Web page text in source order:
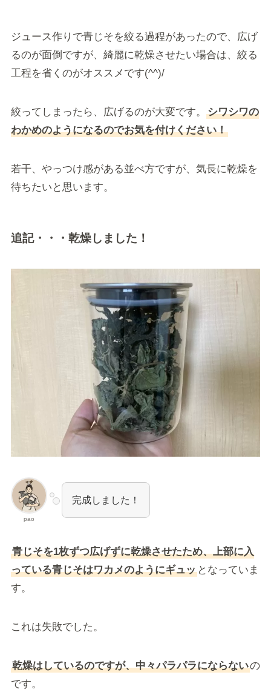
ジュース作りで青じそを絞る過程があったので、広げ
るのが面倒ですが、綺麗に乾燥させたい場合は、絞る
工程を省くのがオススメです(^^)/
絞ってしまったら、広げるのが大変です。
シワシワの
わかめのようになるのでお気を付けください！
若干、やっつけ感がある並べ方ですが、気長に乾燥を
待ちたいと思います。
追記・・・乾燥しました！
pao
完成しました！
青じそを1枚ずつ広げずに乾燥させたため、上部に入
っている青じそはワカメのようにギュッとなっていま
す。
これは失敗でした。
乾燥はしているのですが、中々パラパラにならないの
です。